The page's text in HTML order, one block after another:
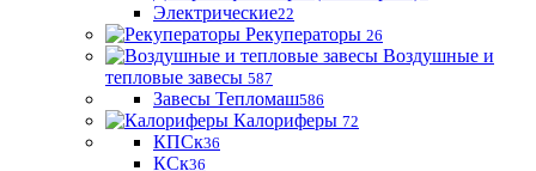
Электрические22
Рекуператоры 26
Воздушные и
тепловые завесы 587
Завесы Тепломаш586
Калориферы 72
КПСк36
КСк36